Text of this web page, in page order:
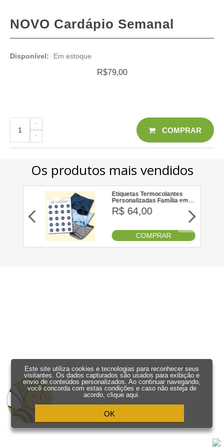
NOVO Cardápio Semanal
Disponível: Em estoque
R$79,00
COMPRAR
Este site utiliza cookies e tecnologias para reconhecer seus
visitantes. Os dados capturados são usados para exibição e
envio de conteúdos personalizados. Ao continuar navegando,
você concorda com estas condições e caso não esteja de
acordo,clique aqui.
OK